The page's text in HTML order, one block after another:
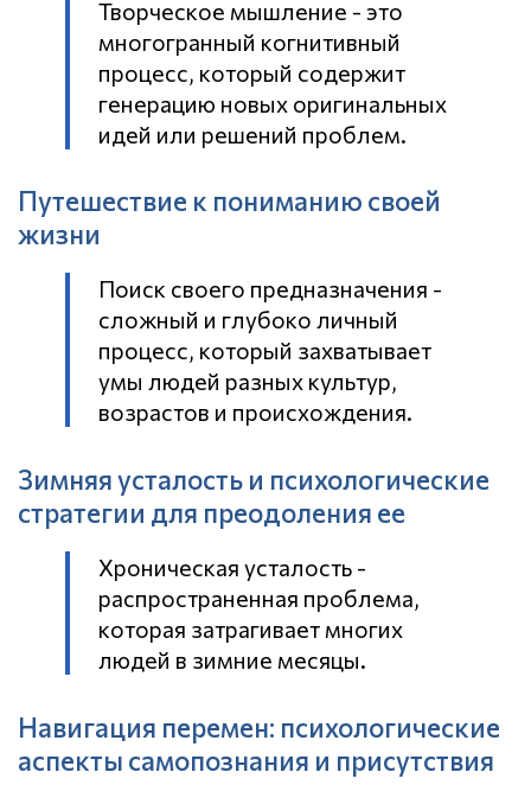
Творческое мышление - это
многогранный когнитивный
процесс, который содержит
генерацию новых оригинальных
идей или решений проблем.
Путешествие к пониманию своей
жизни
Поиск своего предназначения -
сложный и глубоко личный
процесс, который захватывает
умы людей разных культур,
возрастов и происхождения.
Зимняя усталость и психологические
стратегии для преодоления ее
Хроническая усталость -
распространенная проблема,
которая затрагивает многих
людей в зимние месяцы.
Навигация перемен: психологические
аспекты самопознания и присутствия